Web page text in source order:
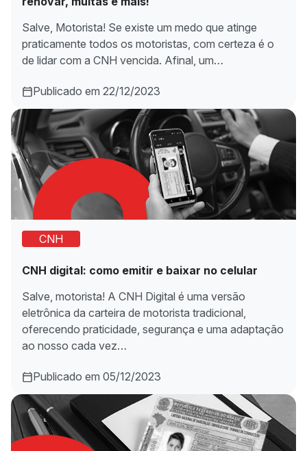
Salve, Motorista! Se existe um medo que atinge
praticamente todos os motoristas, com certeza é o
de lidar com a CNH vencida. Afinal, um…
Publicado em 22/12/2023
CNH
CNH digital: como emitir e baixar no celular
Salve, motorista! A CNH Digital é uma versão
eletrônica da carteira de motorista tradicional,
oferecendo praticidade, segurança e uma adaptação
ao nosso cada vez…
Publicado em 05/12/2023